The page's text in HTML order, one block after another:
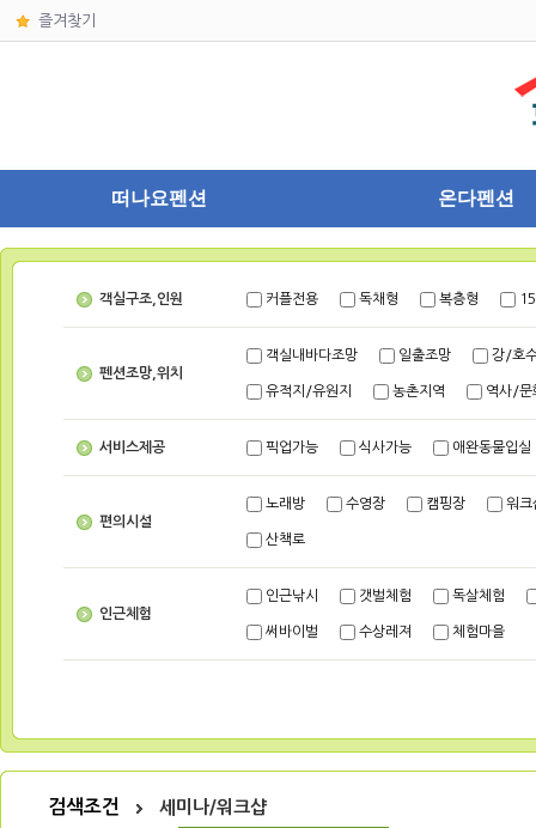
즐겨찾기
떠나요펜션 온다펜션
객실구조,인원 커플전용 독채형 복층형
펜션조망,위치
객실내바다조망 일출조망 강/호
유적지/유원지 농촌지역 역사/문
서비스제공 픽업가능 식사가능 애완동물입실
편의시설
노래방 수영장 캠핑장 워크
산책로
인근체험
인근낚시 갯벌체험 독살체험
써바이벌 수상레져 체험마을
검색조건
세미나/워크샵